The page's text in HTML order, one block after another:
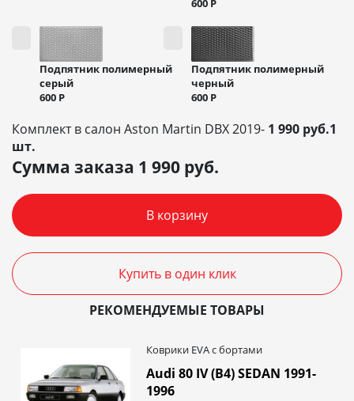
600 Р
Подпятник полимерный
серый
600 Р
Подпятник полимерный
черный
600 Р
Комплект в салон Aston Martin DBX 2019- 1 990 руб.1
шт.
Сумма заказа 1 990 руб.
В корзину
Купить в один клик
РЕКОМЕНДУЕМЫЕ ТОВАРЫ
Коврики EVA c бортами
Audi 80 IV (B4) SEDAN 1991-
1996